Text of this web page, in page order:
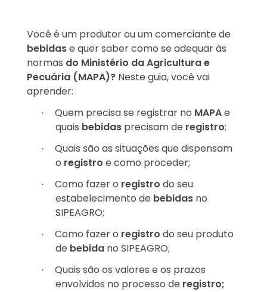
Você é um produtor ou um comerciante de
bebidase quer saber como se adequar às
normas do Ministério da Agricultura e
Pecuária (MAPA)? Neste guia, você vai
aprender:
· Quem precisa se registrar no MAPAe
quais bebidas precisam de registro;
·
Quais são as situações que dispensam
o registro e como proceder;
· Como fazer o registro do seu
estabelecimento de bebidas no
SIPEAGRO;
· Como fazer o registro do seu produto
de bebida no SIPEAGRO;
·
Quais são os valores e os prazos
envolvidos no processo de registro;